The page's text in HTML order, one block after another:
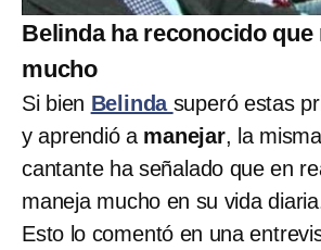
Belinda ha reconocido que
mucho
Si bien Belinda superó estas
y aprendió a manejar, la
cantante ha señalado que en
maneja mucho en su vida
Esto lo comentó en una